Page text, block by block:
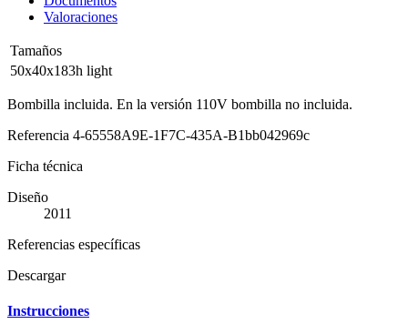
Valoraciones
Tamaños
50x40x183h light
Bombilla incluida. En la versión 110V bombilla no incluida.
Referencia 4-65558A9E-1F7C-435A-B1bb042969c
Ficha técnica
Diseño
2011
Referencias específicas
Descargar
Instrucciones